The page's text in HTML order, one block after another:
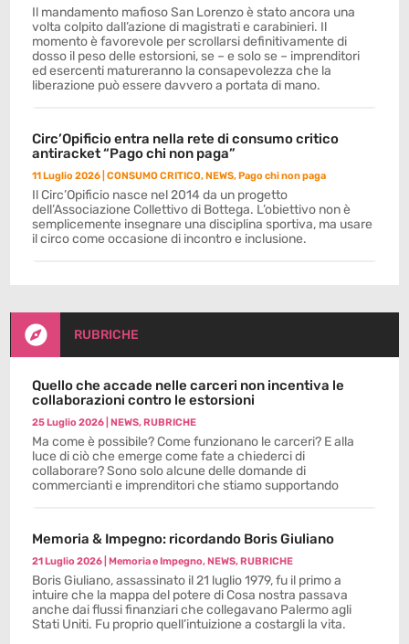
Il mandamento mafioso San Lorenzo è stato ancora una
volta colpito dall’azione di magistrati e carabinieri. Il
momento è favorevole per scrollarsi definitivamente di
dosso il peso delle estorsioni, se – e solo se – imprenditori
ed esercenti matureranno la consapevolezza che la
liberazione può essere davvero a portata di mano.
Circ’Opificio entra nella rete di consumo critico
antiracket “Pago chi non paga”
11 Luglio 2026 |CONSUMO CRITICO,NEWS,Pago chi non paga
Il Circ’Opificio nasce nel 2014 da un progetto
dell’Associazione Collettivo di Bottega. L’obiettivo non è
semplicemente insegnare una disciplina sportiva, ma usare
il circo come occasione di incontro e inclusione.
 RUBRICHE
Quello che accade nelle carceri non incentiva le
collaborazioni contro le estorsioni
25 Luglio 2026 |NEWS,RUBRICHE
Ma come è possibile? Come funzionano le carceri? E alla
luce di ciò che emerge come fate a chiederci di
collaborare? Sono solo alcune delle domande di
commercianti e imprenditori che stiamo supportando
Memoria & Impegno: ricordando Boris Giuliano
21 Luglio 2026 |Memoria e Impegno,NEWS,RUBRICHE
Boris Giuliano, assassinato il 21 luglio 1979, fu il primo a
intuire che la mappa del potere di Cosa nostra passava
anche dai flussi finanziari che collegavano Palermo agli
Stati Uniti. Fu proprio quell’intuizione a costargli la vita.